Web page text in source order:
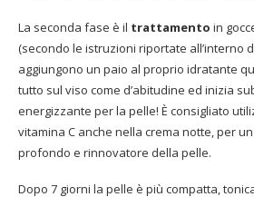
La seconda fase è il trattamento in
(secondo le istruzioni riportate all’interno
aggiungono un paio al proprio idratante
tutto sul viso come d’abitudine ed inizia
energizzante per la pelle! È consigliato
vitamina C anche nella crema notte, per
profondo e rinnovatore della pelle.
Dopo 7 giorni la pelle è più compatta,